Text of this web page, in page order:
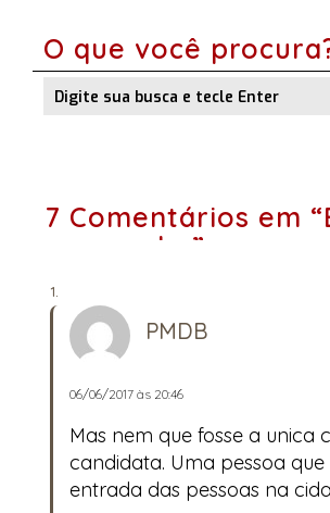
O que você
7 Comentários em
campanha”
PMDB
06/06/2017 às 20:46
Mas nem que fosse a unica
candidata. Uma pessoa
entrada das pessoas na